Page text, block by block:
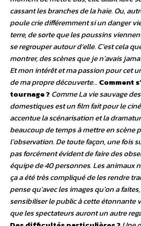
cassant les branches de la haie. Ou,
poule crie différemment si un danger
terre, de sorte que les poussins
se regrouper autour d’elle. C’est cela
montrer, des scènes que je n’avais
Et mon intérêt et ma passion pour cet
de ma propre découverte… Comment
tournage ? Comme La vie sauvage
domestiques est un film fait pour le
accentue la scénarisation et la
beaucoup de temps à mettre en scène
l’observation. De toute façon, une fois
pas forcément évident de faire des
équipe de 40 personnes. Les animaux
ça a été très compliqué de les rendre
pense qu’avec les images qu’on a
sensibiliser le public à cette étonnante
que les spectateurs auront un autre